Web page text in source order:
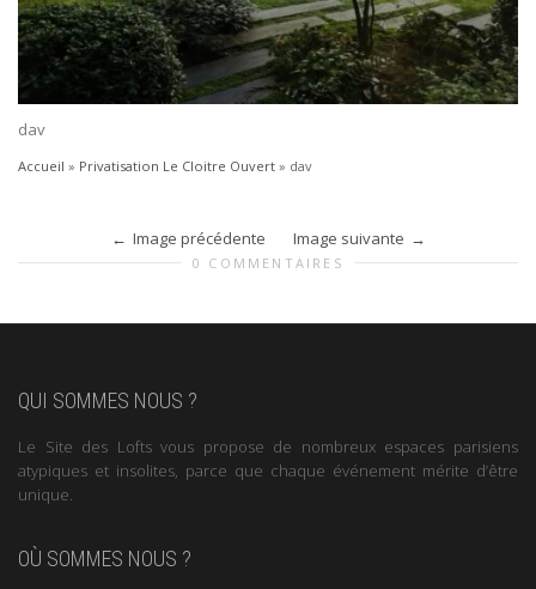
dav
Accueil » Privatisation Le Cloitre Ouvert » dav
Image précédente Image suivante
0 COMMENTAIRES
QUI SOMMES NOUS ?
Le Site des Lofts vous propose de nombreux espaces parisiens
atypiques et insolites, parce que chaque événement mérite d’être
unique.
OÙ SOMMES NOUS ?